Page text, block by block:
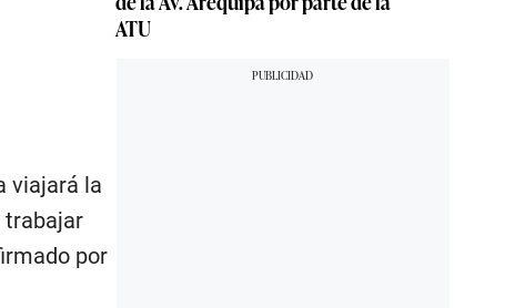
viajará la
trabajar
por
ATU